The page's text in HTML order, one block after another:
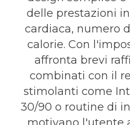
delle prestazioni
cardiaca, numero
calorie. Con
affronta brevi
combinati con il
stimolanti come
30/90 o routine di